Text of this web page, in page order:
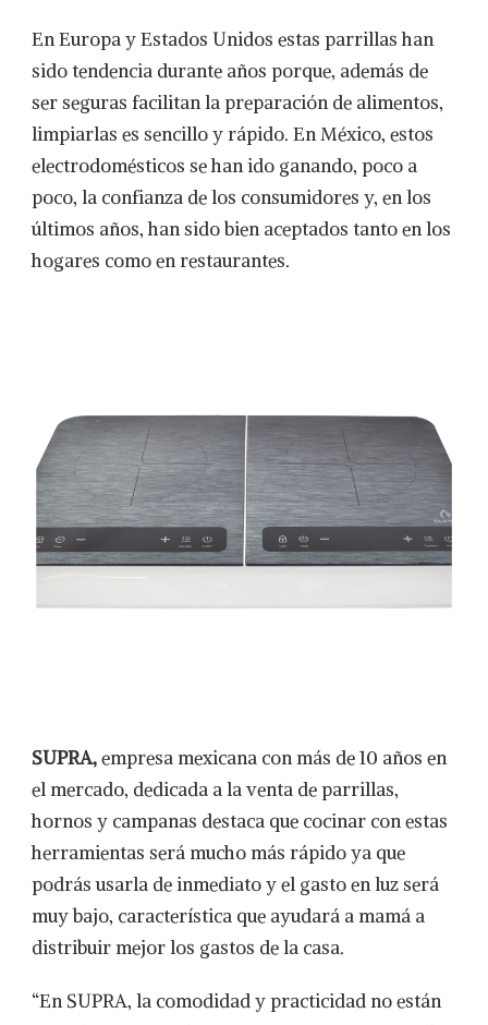
En Europa y Estados Unidos estas parrillas han
sido tendencia durante años porque, además de
ser seguras facilitan la preparación de alimentos,
limpiarlas es sencillo y rápido. En México, estos
electrodomésticos se han ido ganando, poco a
poco, la confianza de los consumidores y, en los
últimos años, han sido bien aceptados tanto en los
hogares como en restaurantes.
SUPRA,empresa mexicana con más de 10 años en
el mercado, dedicada a la venta de parrillas,
hornos y campanas destaca que cocinar con estas
herramientas será mucho más rápido ya que
podrás usarla de inmediato y el gasto en luz será
muy bajo, característica que ayudará a mamá a
distribuir mejor los gastos de la casa.
“En SUPRA, la comodidad y practicidad no están